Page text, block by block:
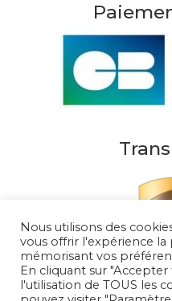
Nous utilisons des
vous offrir l'expérience
mémorisant vos
En cliquant sur
l'utilisation de TOUS les